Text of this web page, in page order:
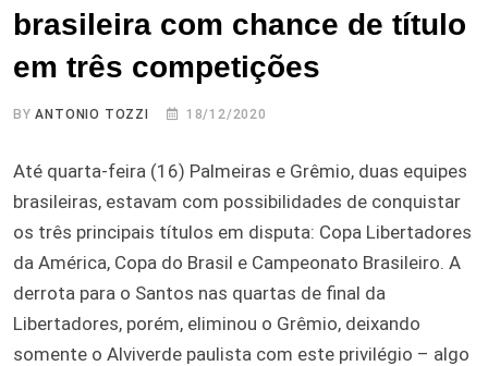
brasileira com chance de título
em três competições
BYANTONIO TOZZI 18/12/2020
Até quarta-feira (16) Palmeiras e Grêmio, duas equipes
brasileiras, estavam com possibilidades de conquistar
os três principais títulos em disputa: Copa Libertadores
da América, Copa do Brasil e Campeonato Brasileiro. A
derrota para o Santos nas quartas de final da
Libertadores, porém, eliminou o Grêmio, deixando
somente o Alviverde paulista com este privilégio – algo